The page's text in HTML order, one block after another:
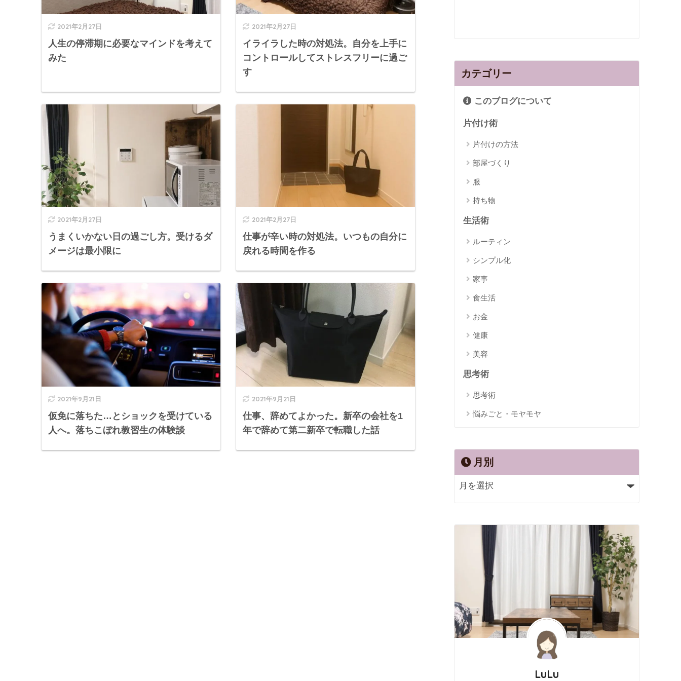
2021年2月27日
人生の停滞期に必要なマインドを考えて
みた
2021年2月27日
イライラした時の対処法。自分を上手に
コントロールしてストレスフリーに過ご
す
2021年2月27日
うまくいかない日の過ごし方。受けるダ
メージは最小限に
2021年2月27日
仕事が辛い時の対処法。いつもの自分に
戻れる時間を作る
2021年9月21日
仮免に落ちた…とショックを受けている
人へ。落ちこぼれ教習生の体験談
2021年9月21日
仕事、辞めてよかった。新卒の会社を1
年で辞めて第二新卒で転職した話
カテゴリー
このブログについて
片付け術
片付けの方法
部屋づくり
服
持ち物
生活術
ルーティン
シンプル化
家事
食生活
お金
健康
美容
思考術
思考術
悩みごと・モヤモヤ
月別
LuLu